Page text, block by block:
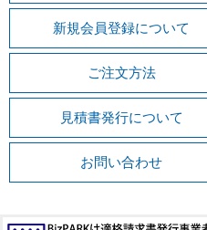
新規会員登録について
ご注文方法
見積書発行について
お問い合わせ